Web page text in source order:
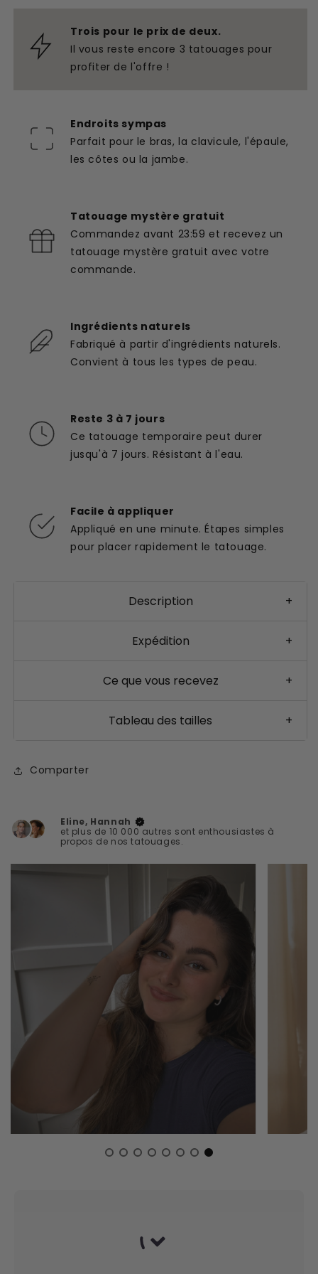
Trois pour le prix de deux.
Il vous reste encore 3 tatouages pour
profiter de l'offre !
Endroits sympas
Parfait pour le bras, la clavicule, l'épaule,
les côtes ou la jambe.
Tatouage mystère gratuit
Commandez avant 23:59 et recevez un
tatouage mystère gratuit avec votre
commande.
Ingrédients naturels
Fabriqué à partir d'ingrédients naturels.
Convient à tous les types de peau.
Reste 3 à 7 jours
Ce tatouage temporaire peut durer
jusqu'à 7 jours. Résistant à l'eau.
Facile à appliquer
Appliqué en une minute. Étapes simples
pour placer rapidement le tatouage.
Description +
Expédition +
Ce que vous recevez +
Tableau des tailles +
Comparter
Eline, Hannah
et plus de 10 000 autres sont enthousiastes à
propos de nos tatouages.